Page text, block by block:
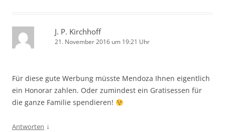
J. P. Kirchhoff
21. November 2016 um 19:21 Uhr
Für diese gute Werbung müsste Mendoza Ihnen eigentlich
ein Honorar zahlen. Oder zumindest ein Gratisessen für
die ganze Familie spendieren!
Antworten ↓